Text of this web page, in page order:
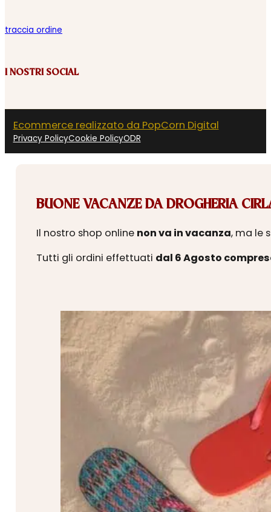
traccia ordine
I NOSTRI SOCIAL
Ecommerce realizzato da PopCorn Digital
Privacy PolicyCookie PolicyODR
BUONE VACANZE DA DROGHERIA
Il nostro shop online non va in vacanza, ma le
Tutti gli ordini effettuati dal 6 Agosto